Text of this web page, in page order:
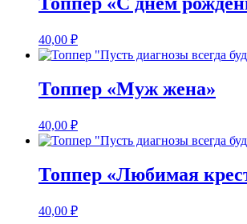
40,00 ₽
Топпер «Муж жена»
40,00 ₽
Топпер «Любимая
40,00 ₽